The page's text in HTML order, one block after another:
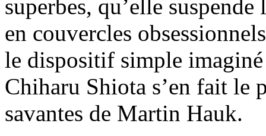
superbes, qu’elle
en couvercles
le dispositif simple
Chiharu Shiota s’en fait le
savantes de Martin Hauk.